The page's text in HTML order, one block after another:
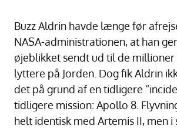
Buzz Aldrin havde længe før
NASA-administrationen, at han
øjeblikket sendt ud til de millioner
lyttere på Jorden. Dog fik Aldrin
det på grund af en tidligere
tidligere mission: Apollo 8.
helt identisk med Artemis II, men